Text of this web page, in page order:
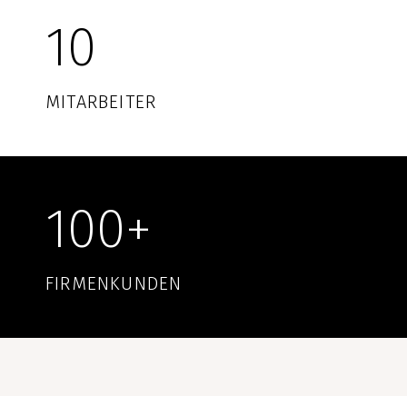
10
MITARBEITER
100+
FIRMENKUNDEN